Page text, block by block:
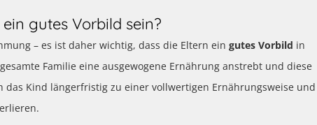
gutes Vorbild sein?
– es ist daher wichtig, dass die Eltern ein gutes Vorbild in
Familie eine ausgewogene Ernährung anstrebt und diese
Kind längerfristig zu einer vollwertigen Ernährungsweise und